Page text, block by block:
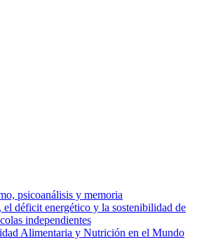
psicoanálisis y memoria
déficit energético y la sostenibilidad de
independientes
Alimentaria y Nutrición en el Mundo